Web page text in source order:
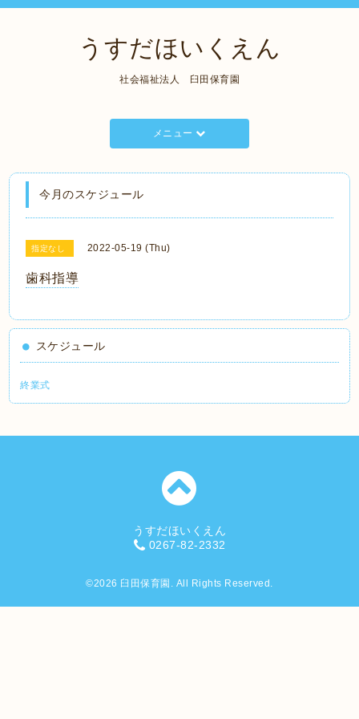
うすだほいくえん
社会福祉法人 臼田保育園
メニュー
今月のスケジュール
指定なし 2022-05-19 (Thu)
歯科指導
スケジュール
終業式
うすだほいくえん
0267-82-2332
©2026 臼田保育園 . All Rights Reserved.